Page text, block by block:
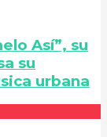
Así”, su
su
urbana